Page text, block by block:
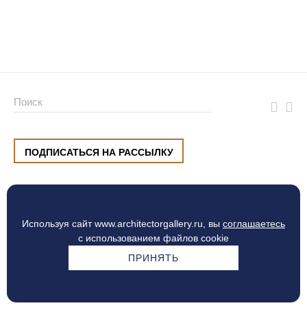
Используя сайт www.architectorgallery.ru, вы соглашаетесь
с использованием файлов cookie
ПРИНЯТЬ
ПОДПИСАТЬСЯ НА РАССЫЛКУ
ул. Малышева, 8, Екатеринбург
Процесс оплаты